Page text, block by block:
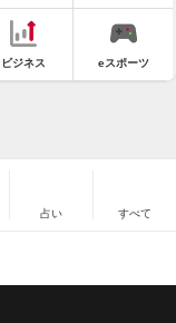
ビジネス eスポーツ
占い すべて